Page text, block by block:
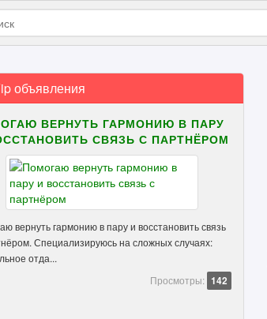
объявления
ВЕРНУТЬ ГАРМОНИЮ В ПАРУ
СВЯЗЬ С ПАРТНЁРОМ
вернуть гармонию в пару и восстановить связь
Специализируюсь на сложных случаях:
отда...
Просмотры: 142